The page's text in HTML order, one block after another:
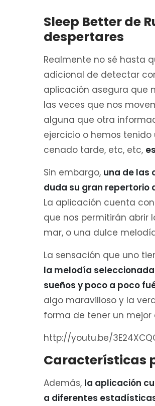
Sleep Better de
despertares
Realmente no sé hasta
adicional de detectar
aplicación asegura que
las veces que nos
alguna que otra
ejercicio o hemos
cenado tarde, etc, etc,
Sin embargo, una de las
duda su gran repertorio
La aplicación cuenta
que nos permitirán abrir
mar, o una dulce
La sensación que uno
la melodía
sueños y poco a poco
algo maravilloso y la
forma de tener un
http://youtu.be/
Características
Además, la aplicación
a diferentes